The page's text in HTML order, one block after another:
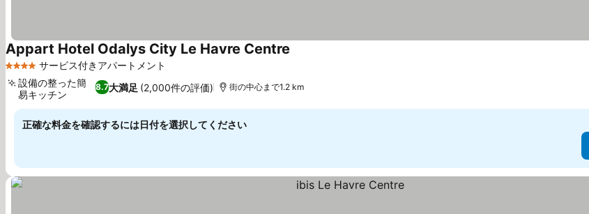
4 ホテルのランクサービス付きアパートメント
Appart Hotel Odalys City Le Havre Centre
8.7大満足 (2,000件の評価)
設備の整った簡
易キッチン
街の中心まで1.2 km
正確な料金を確認するには日付を選択してください